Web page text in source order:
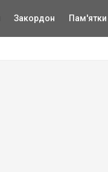
Закордон Пам'ятки